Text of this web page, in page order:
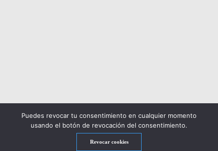
Puedes revocar tu consentimiento en cualquier momento
usando el botón de revocación del consentimiento.
Revocar cookies